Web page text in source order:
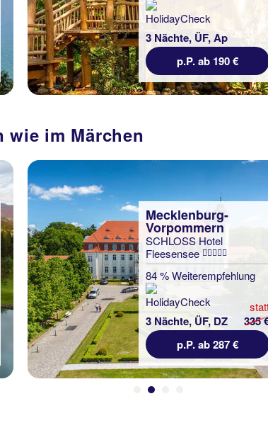
3 Nächte, ÜF, Ap
p.P. ab 190 €
im Märchen
Niedersachsen
Schlosshotel
MÃ¼nchhausen
95 % Weiterempfehlung
3 Nächte, Ü, XX
p.P. ab 412 €